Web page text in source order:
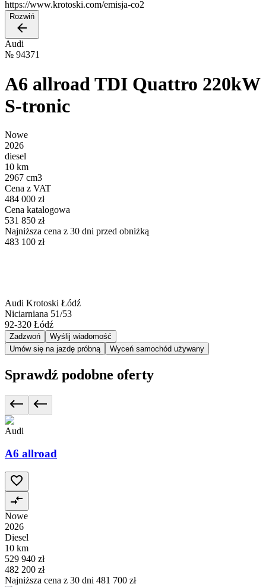
https://www.krotoski.com/emisja-co2
Rozwiń
Audi
№ 94371
A6 allroad TDI Quattro 220kW
S-tronic
Nowe
2026
diesel
10 km
2967 cm3
Cena z VAT
484 000 zł
Cena katalogowa
531 850 zł
Najniższa cena z 30 dni przed obniżką
483 100 zł
Audi Krotoski Łódź
Niciarniana 51/53
92-320 Łódź
Zadzwoń
Wyślij wiadomość
Umów się na jazdę próbną
Wyceń samochód używany
Sprawdź podobne oferty
Audi
A6 allroad
Nowe
2026
Diesel
10 km
529 940 zł
482 200 zł
Najniższa cena z 30 dni 481 700 zł